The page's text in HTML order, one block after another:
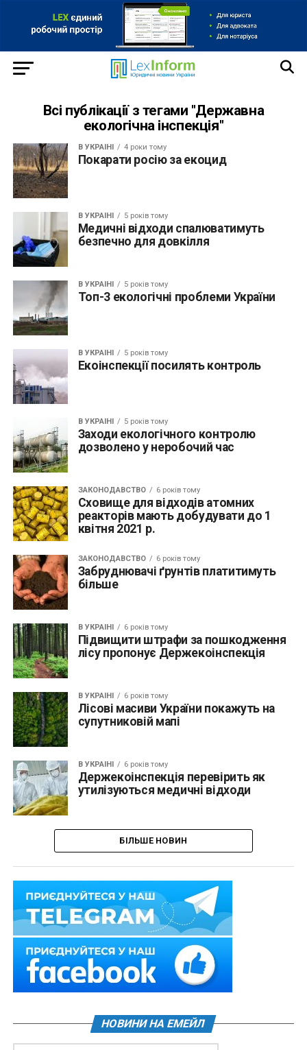
Всі публікації з тегами "Державна
екологічна інспекція"
В УКРАЇНІ 4 роки тому
Покарати росію за екоцид
В УКРАЇНІ 5 років тому
Медичні відходи спалюватимуть
безпечно для довкілля
В УКРАЇНІ 5 років тому
Топ-3 екологічні проблеми України
В УКРАЇНІ 5 років тому
Екоінспекції посилять контроль
В УКРАЇНІ 5 років тому
Заходи екологічного контролю
дозволено у неробочий час
ЗАКОНОДАВСТВО 6 років тому
Сховище для відходів атомних
реакторів мають добудувати до 1
квітня 2021 р.
ЗАКОНОДАВСТВО 6 років тому
Забруднювачі ґрунтів платитимуть
більше
В УКРАЇНІ 6 років тому
Підвищити штрафи за пошкодження
лісу пропонує Держекоінспекція
В УКРАЇНІ 6 років тому
Лісові масиви України покажуть на
супутниковій мапі
В УКРАЇНІ 6 років тому
Держекоінспекція перевірить як
утилізуються медичні відходи
БІЛЬШЕ НОВИН
НОВИНИ НА ЕМЕЙЛ